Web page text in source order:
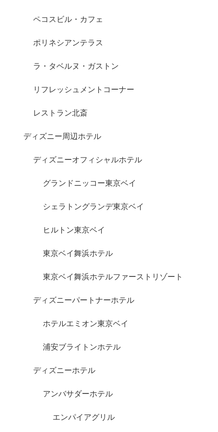
ペコスビル・カフェ
ポリネシアンテラス
ラ・タベルヌ・ガストン
リフレッシュメントコーナー
レストラン北斎
ディズニー周辺ホテル
ディズニーオフィシャルホテル
グランドニッコー東京ベイ
シェラトングランデ東京ベイ
ヒルトン東京ベイ
東京ベイ舞浜ホテル
東京ベイ舞浜ホテルファーストリゾート
ディズニーパートナーホテル
ホテルエミオン東京ベイ
浦安ブライトンホテル
ディズニーホテル
アンバサダーホテル
エンパイアグリル